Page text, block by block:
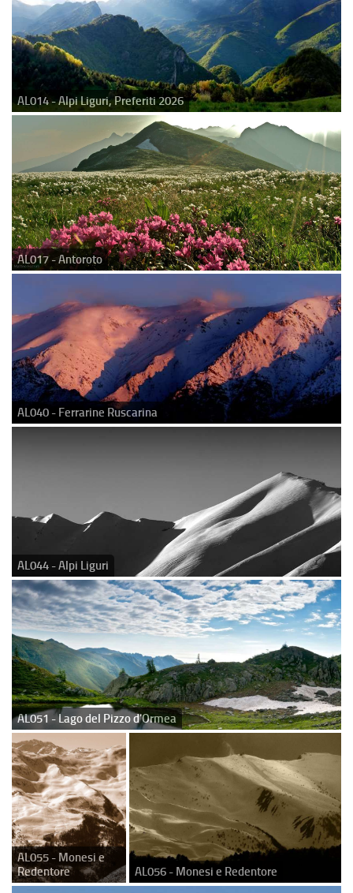
AL014 - Alpi Liguri, Preferiti 2026
AL017 - Antoroto
AL040 - Ferrarine Ruscarina
AL044 - Alpi Liguri
AL051 - Lago del Pizzo d'Ormea
AL055 - Monesi e
Redentore
AL056 - Monesi e Redentore